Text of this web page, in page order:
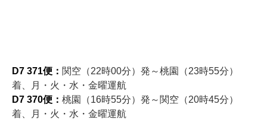
D7 371便： 関空（22時00分）発～桃園（23時55分）
着、月・火・水・金曜運航
D7 370便： 桃園（16時55分）発～関空（20時45分）
着、月・火・水・金曜運航